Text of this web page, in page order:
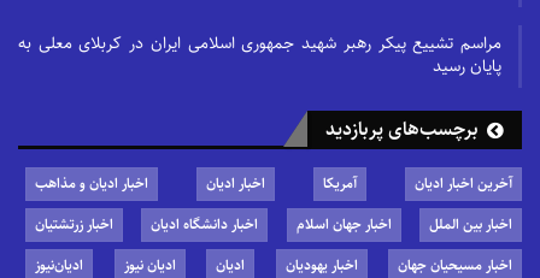
مراسم تشییع پیکر رهبر شهید جمهوری اسلامی ایران در کربلای معلی به
پایان رسید
برچسب‌های پربازدید
آخرین اخبار ادیان آمریکا اخبار ادیان
اخبار ادیان و مذاهب
اخبار بین الملل
اخبار جهان اسلام اخبار دانشگاه ادیان
اخبار زرتشتیان
اخبار مسیحیان جهان
اخبار یهودیان ادیان ادیان نیوز
ادیان‌نیوز